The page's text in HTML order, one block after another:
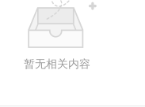
暂无相关内容